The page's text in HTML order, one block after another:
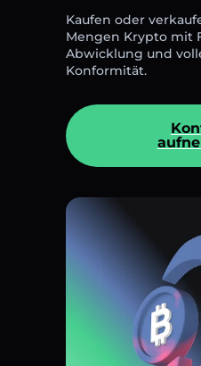
Kaufen oder
Mengen Krypto mit
Abwicklung und
Konformität.